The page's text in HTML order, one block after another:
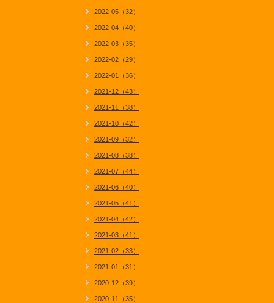
2022-05（32）
2022-04（40）
2022-03（35）
2022-02（29）
2022-01（36）
2021-12（43）
2021-11（38）
2021-10（42）
2021-09（32）
2021-08（38）
2021-07（44）
2021-06（40）
2021-05（41）
2021-04（42）
2021-03（41）
2021-02（33）
2021-01（31）
2020-12（39）
2020-11（35）